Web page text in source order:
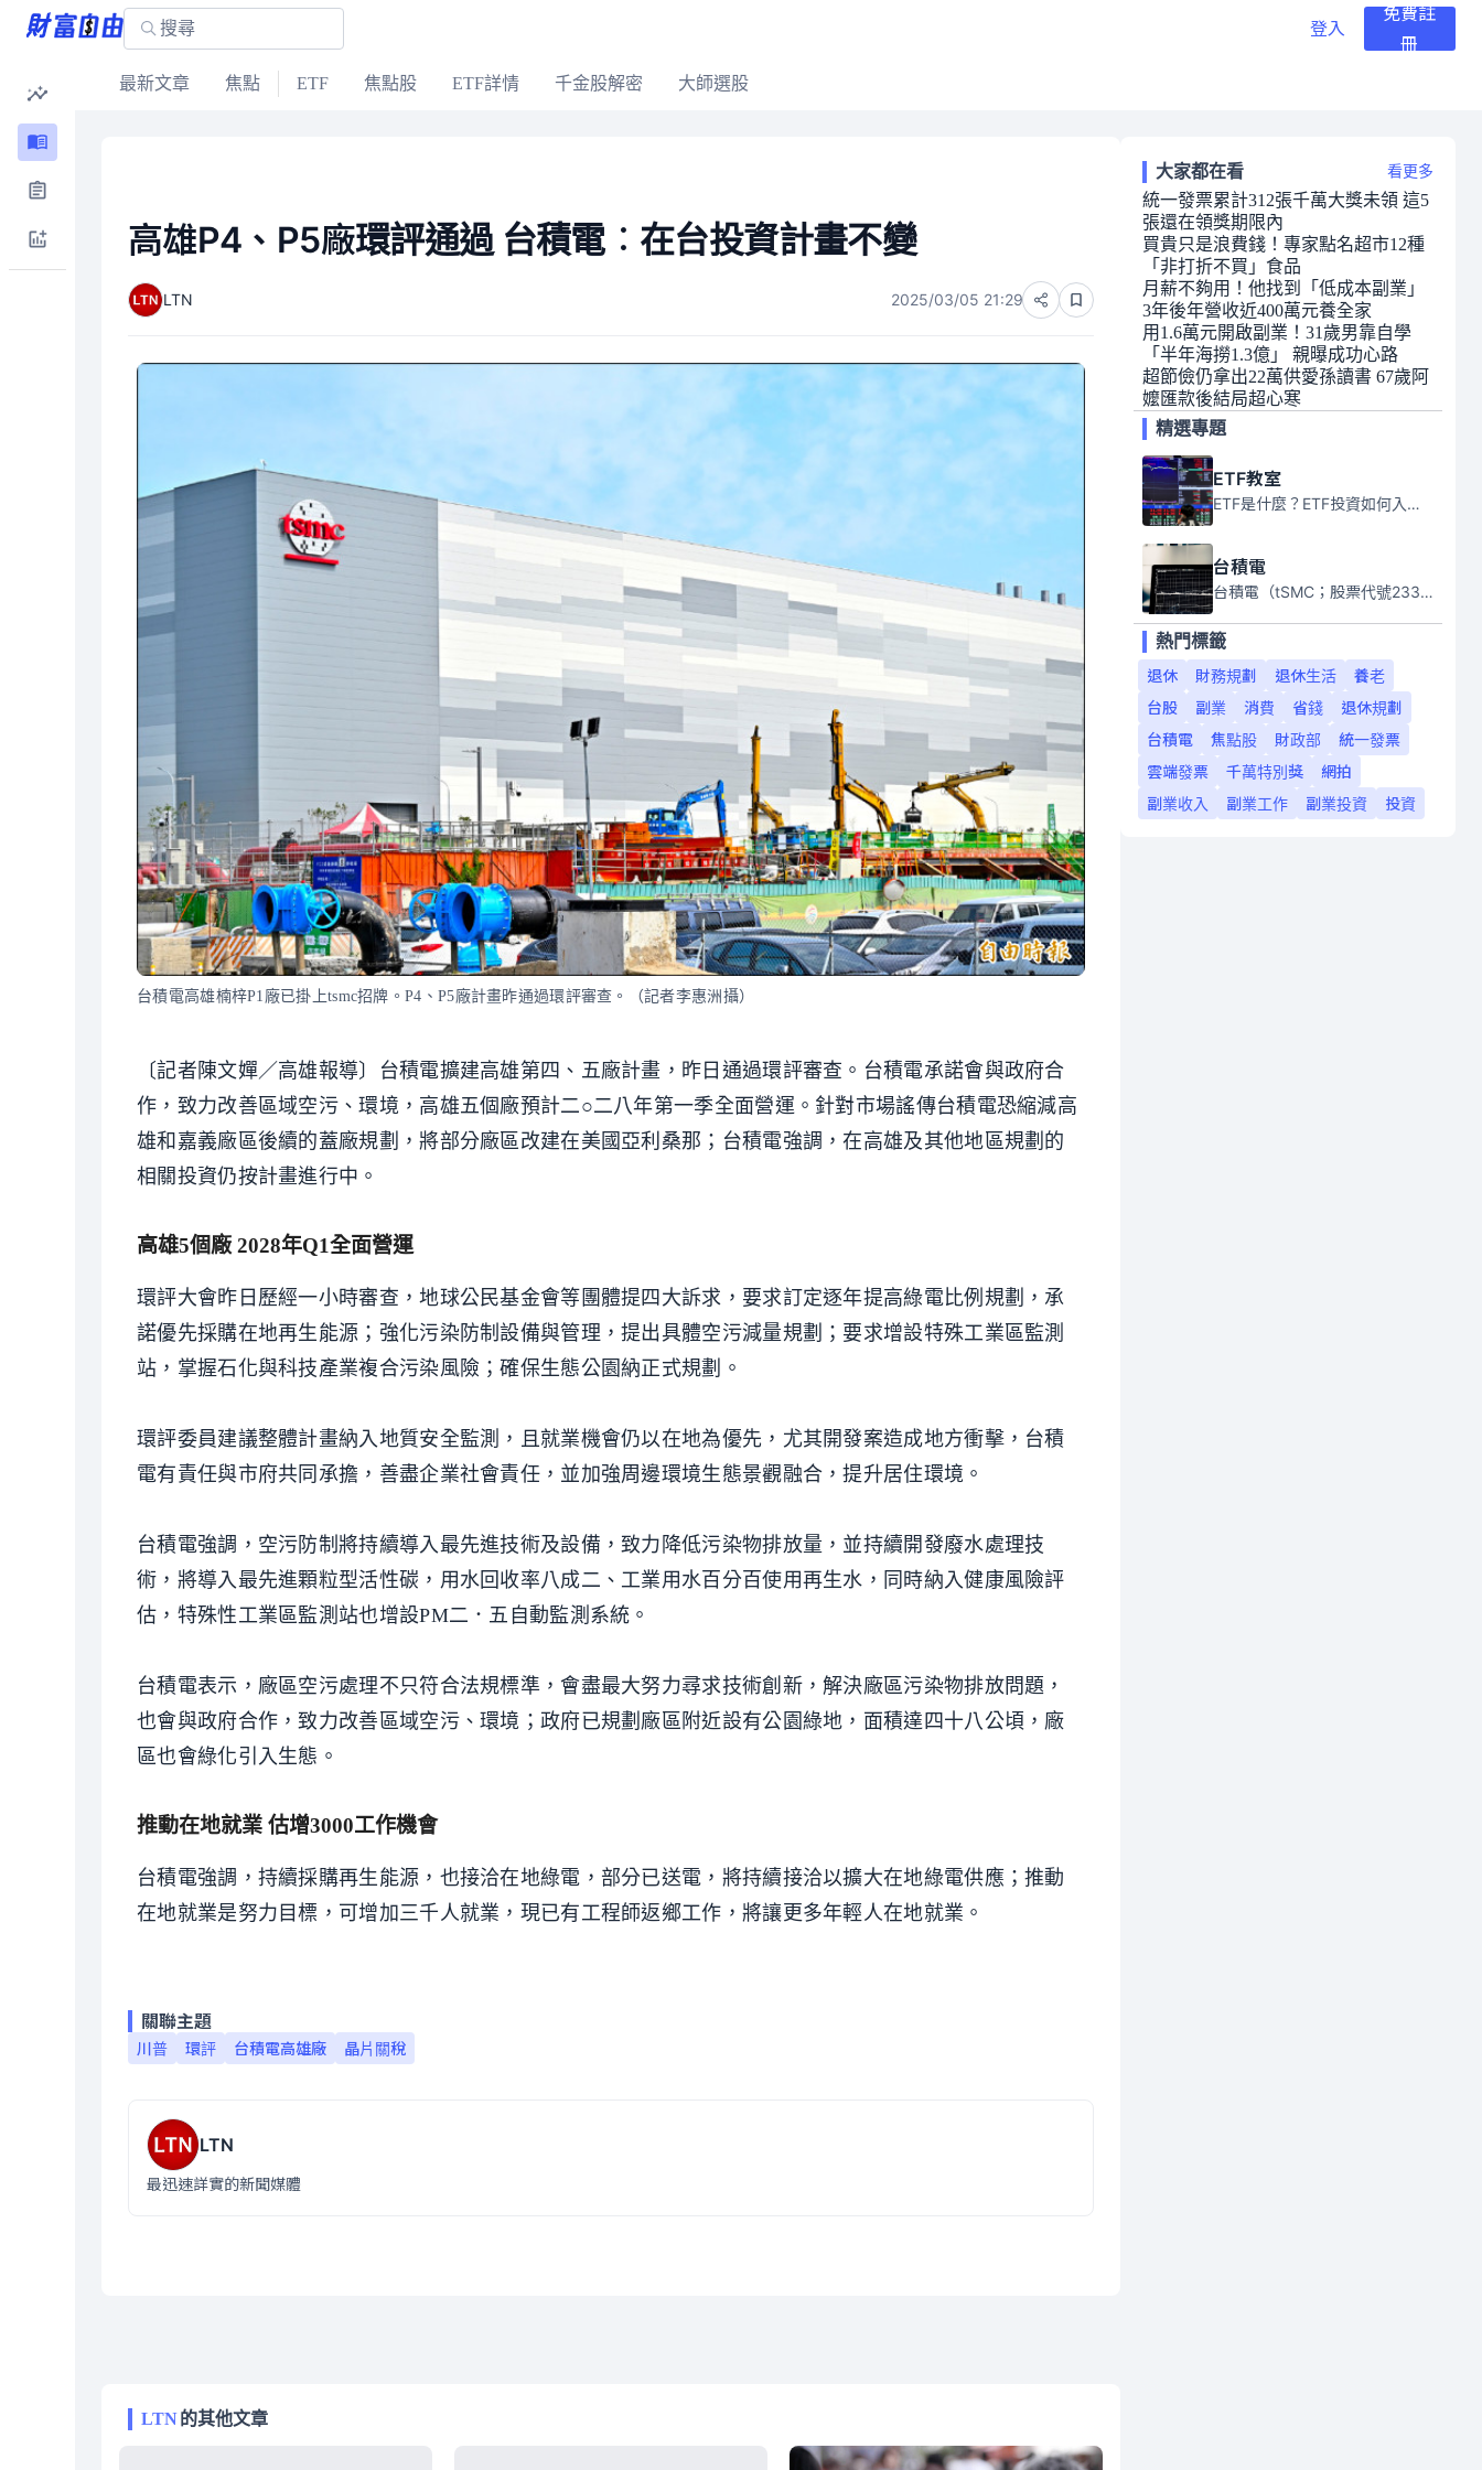
登入
免費註
冊
最新文章 焦點 ETF 焦點股 ETF詳情 千金股解密 大師選股
高雄P4、P5廠環評通過 台積電︰在台投資計畫不變
LTN 2025/03/05 21:29
台積電高雄楠梓P1廠已掛上tsmc招牌。P4、P5廠計畫昨通過環評審查。（記者李惠洲攝）
〔記者陳文嬋／高雄報導〕台積電擴建高雄第四、五廠計畫，昨日通過環評審查。台積電承諾會與政府合
作，致力改善區域空污、環境，高雄五個廠預計二○二八年第一季全面營運。針對市場謠傳台積電恐縮減高
雄和嘉義廠區後續的蓋廠規劃，將部分廠區改建在美國亞利桑那；台積電強調，在高雄及其他地區規劃的
相關投資仍按計畫進行中。
高雄5個廠 2028年Q1全面營運
環評大會昨日歷經一小時審查，地球公民基金會等團體提四大訴求，要求訂定逐年提高綠電比例規劃，承
諾優先採購在地再生能源；強化污染防制設備與管理，提出具體空污減量規劃；要求增設特殊工業區監測
站，掌握石化與科技產業複合污染風險；確保生態公園納正式規劃。
環評委員建議整體計畫納入地質安全監測，且就業機會仍以在地為優先，尤其開發案造成地方衝擊，台積
電有責任與市府共同承擔，善盡企業社會責任，並加強周邊環境生態景觀融合，提升居住環境。
台積電強調，空污防制將持續導入最先進技術及設備，致力降低污染物排放量，並持續開發廢水處理技
術，將導入最先進顆粒型活性碳，用水回收率八成二、工業用水百分百使用再生水，同時納入健康風險評
估，特殊性工業區監測站也增設PM二．五自動監測系統。
台積電表示，廠區空污處理不只符合法規標準，會盡最大努力尋求技術創新，解決廠區污染物排放問題，
也會與政府合作，致力改善區域空污、環境；政府已規劃廠區附近設有公園綠地，面積達四十八公頃，廠
區也會綠化引入生態。
推動在地就業 估增3000工作機會
台積電強調，持續採購再生能源，也接洽在地綠電，部分已送電，將持續接洽以擴大在地綠電供應；推動
在地就業是努力目標，可增加三千人就業，現已有工程師返鄉工作，將讓更多年輕人在地就業。
關聯主題
川普 環評 台積電高雄廠 晶片關稅
LTN
最迅速詳實的新聞媒體
LTN的其他文章
大家都在看 看更多
統一發票累計312張千萬大獎未領 這5
張還在領獎期限內
買貴只是浪費錢！專家點名超市12種
「非打折不買」食品
月薪不夠用！他找到「低成本副業」
3年後年營收近400萬元養全家
用1.6萬元開啟副業！31歲男靠自學
「半年海撈1.3億」 親曝成功心路
超節儉仍拿出22萬供愛孫讀書 67歲阿
嬤匯款後結局超心寒
精選專題
ETF教室
ETF是什麼？ETF投資如何入門？本系列專題文章將會告訴你新手必須知道的ETF基礎知識。
台積電
台積電（tSMC；股票代號2330）是全球領先的半導體代工公司，成立於1987年，總部位於台灣新竹。且已於美國、日本、德國及中國設廠，台積電是全球首家專業積體電路製造服務公司，也是全球最先進和最大規模的半導體代工廠。
熱門標籤
退休
財務規劃 退休生活
養老
台股
副業 消費 省錢
退休規劃
台積電
焦點股 財政部
統一發票
雲端發票
千萬特別獎
網拍
副業收入
副業工作 副業投資 投資